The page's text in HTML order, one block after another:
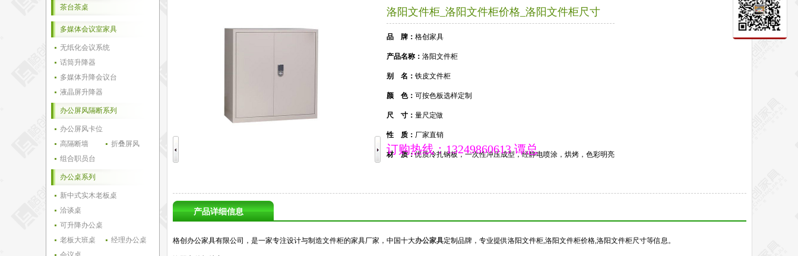
茶台茶桌
多媒体会议室家具
无纸化会议系统
话筒升降器
多媒体升降会议台
液晶屏升降器
办公屏风隔断系列
办公屏风卡位
高隔断墙
折叠屏风
组合职员台
办公桌系列
新中式实木老板桌
洽谈桌
可升降办公桌
老板大班桌
经理办公桌
洛阳文件柜_洛阳文件柜价格_洛阳文件柜尺寸
品 牌： 格创家具
产品名称： 洛阳文件柜
别 名： 铁皮文件柜
颜 色： 可按色板选样定制
尺 寸： 量尺定做
性 质： 厂家直销
材 质：优质冷扎钢板，一次性冲压成型，经静电喷涂，烘烤，色彩明亮
订购热线：13249860613 谭总
产品详细信息
格创办公家具有限公司，是一家专注设计与制造文件柜的家具厂家，中国十大办公家具定制品牌，专业提供洛阳文件柜,洛阳文件柜价格,洛阳文件柜尺寸等信息。